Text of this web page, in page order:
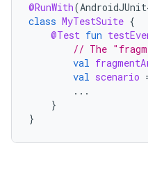
@RunWith(
class MyTestSuite {
@Test fun
// The
val
val scenario
...
}
}